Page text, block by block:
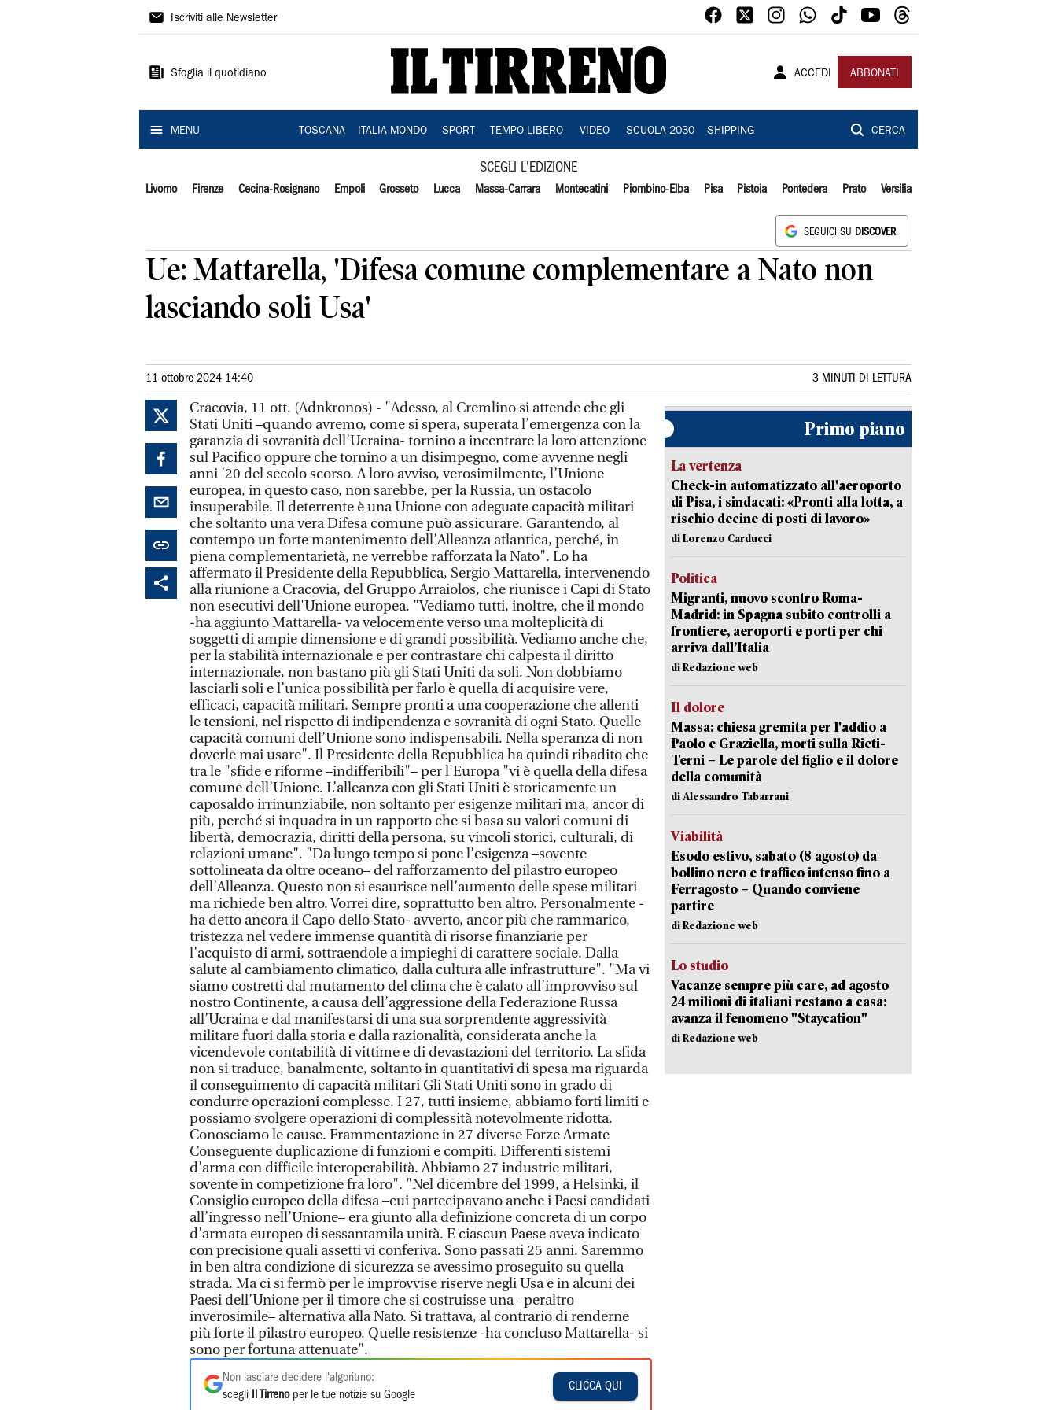
Il
Iscriviti alle Newsletter
Sfoglia il quotidiano ACCEDI ABBONATI
MENU TOSCANA ITALIA MONDO SPORT TEMPO LIBERO VIDEO SCUOLA 2030 SHIPPING CERCA
SCEGLI L'EDIZIONE
Livorno Firenze Cecina-Rosignano Empoli Grosseto Lucca Massa-Carrara Montecatini Piombino-Elba Pisa Pistoia Pontedera Prato Versilia
SEGUICI SU DISCOVER
Ue: Mattarella, 'Difesa comune complementare a Nato non
lasciando soli Usa'
11 ottobre 2024 14:40 3 MINUTI DI LETTURA
Cracovia, 11 ott. (Adnkronos) - "Adesso, al Cremlino si attende che gli
Stati Uniti –quando avremo, come si spera, superata l’emergenza con la
garanzia di sovranità dell’Ucraina- tornino a incentrare la loro attenzione
sul Pacifico oppure che tornino a un disimpegno, come avvenne negli
anni ’20 del secolo scorso. A loro avviso, verosimilmente, l’Unione
europea, in questo caso, non sarebbe, per la Russia, un ostacolo
insuperabile. Il deterrente è una Unione con adeguate capacità militari
che soltanto una vera Difesa comune può assicurare. Garantendo, al
contempo un forte mantenimento dell’Alleanza atlantica, perché, in
piena complementarietà, ne verrebbe rafforzata la Nato". Lo ha
affermato il Presidente della Repubblica, Sergio Mattarella, intervenendo
alla riunione a Cracovia, del Gruppo Arraiolos, che riunisce i Capi di Stato
non esecutivi dell'Unione europea. "Vediamo tutti, inoltre, che il mondo
-ha aggiunto Mattarella- va velocemente verso una molteplicità di
soggetti di ampie dimensione e di grandi possibilità. Vediamo anche che,
per la stabilità internazionale e per contrastare chi calpesta il diritto
internazionale, non bastano più gli Stati Uniti da soli. ​​Non dobbiamo
lasciarli soli e l’unica possibilità per farlo è quella di acquisire vere,
efficaci, capacità militari. Sempre pronti a una cooperazione che allenti
le tensioni, nel rispetto di indipendenza e sovranità di ogni Stato. ​​Quelle
capacità comuni dell’Unione sono indispensabili. ​​Nella speranza di non
doverle mai usare". Il Presidente della Repubblica ha quindi ribadito che
tra le "sfide e riforme –indifferibili"– per l'Europa "vi è quella della difesa
comune dell’Unione. L’alleanza con gli Stati Uniti è storicamente un
caposaldo irrinunziabile, non soltanto per esigenze militari ma, ancor di
più, perché si inquadra in un rapporto che si basa su valori comuni di
libertà, democrazia, diritti della persona, su vincoli storici, culturali, di
relazioni umane". "Da lungo tempo si pone l’esigenza –sovente
sottolineata da oltre oceano– del rafforzamento del pilastro europeo
dell’Alleanza. Questo non si esaurisce nell’aumento delle spese militari
ma richiede ben altro. Vorrei dire, soprattutto ben altro. Personalmente -
ha detto ancora il Capo dello Stato- avverto, ancor più che rammarico,
tristezza nel vedere immense quantità di risorse finanziarie per
l’acquisto di armi, sottraendole a impieghi di carattere sociale. Dalla
salute al cambiamento climatico, dalla cultura alle infrastrutture". "Ma vi
siamo costretti dal mutamento del clima che è calato all’improvviso sul
nostro Continente, a causa dell’aggressione della Federazione Russa
all’Ucraina e dal manifestarsi di una sua sorprendente aggressività
militare fuori dalla storia e dalla razionalità, considerata anche la
vicendevole contabilità di vittime e di devastazioni del territorio. La sfida
non si traduce, banalmente, soltanto in quantitativi di spesa ma riguarda
il conseguimento di capacità militari Gli Stati Uniti sono in grado di
condurre operazioni complesse. I 27, tutti insieme, abbiamo forti limiti e
possiamo svolgere operazioni di complessità notevolmente ridotta.
Conosciamo le cause. Frammentazione in 27 diverse Forze Armate
Conseguente duplicazione di funzioni e compiti. Differenti sistemi
d’arma con difficile interoperabilità. Abbiamo 27 industrie militari,
sovente in competizione fra loro". "Nel dicembre del 1999, a Helsinki, il
Consiglio europeo della difesa –cui partecipavano anche i Paesi candidati
all’ingresso nell’Unione– era giunto alla definizione concreta di un corpo
d’armata europeo di sessantamila unità. E ciascun Paese aveva indicato
con precisione quali assetti vi conferiva. Sono passati 25 anni. Saremmo
in ben altra condizione di sicurezza se avessimo proseguito su quella
strada. Ma ci si fermò per le improvvise riserve negli Usa e in alcuni dei
Paesi dell’Unione per il timore che si costruisse una –peraltro
inverosimile– alternativa alla Nato. Si trattava, al contrario di renderne
più forte il pilastro europeo. Quelle resistenze -ha concluso Mattarella- si
sono per fortuna attenuate".
Non lasciare decidere l'algoritmo:
scegli
Il Tirrenoper le tue notizie su Google
CLICCA QUI
Primo piano
La vertenza
Check-in automatizzato all'aeroporto
di Pisa, i sindacati: «Pronti alla lotta, a
rischio decine di posti di lavoro»
di Lorenzo Carducci
Politica
Migranti, nuovo scontro Roma-
Madrid: in Spagna subito controlli a
frontiere, aeroporti e porti per chi
arriva dall’Italia
di Redazione web
Il dolore
Massa: chiesa gremita per l'addio a
Paolo e Graziella, morti sulla Rieti-
Terni – Le parole del figlio e il dolore
della comunità
di Alessandro Tabarrani
Viabilità
Esodo estivo, sabato (8 agosto) da
bollino nero e traffico intenso fino a
Ferragosto – Quando conviene
partire
di Redazione web
Lo studio
Vacanze sempre più care, ad agosto
24 milioni di italiani restano a casa:
avanza il fenomeno "Staycation"
di Redazione web